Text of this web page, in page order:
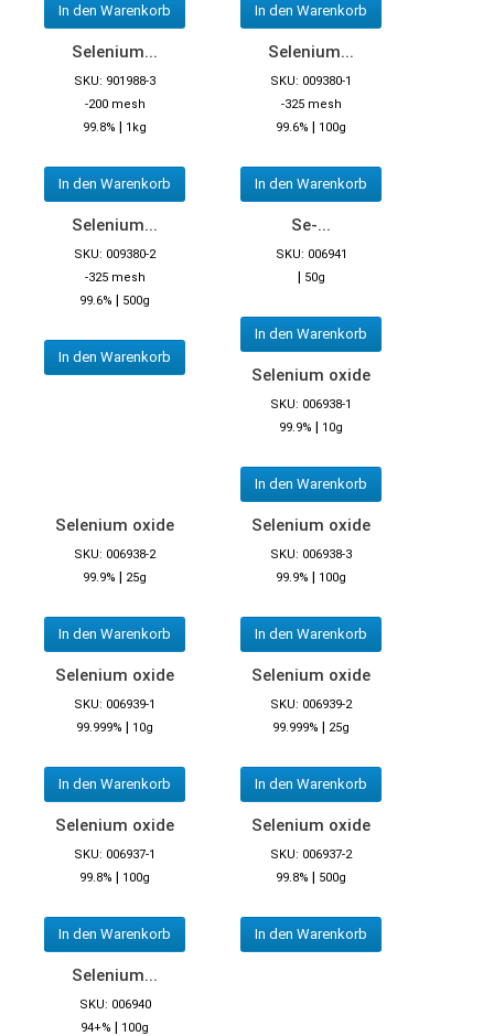
In den Warenkorb In den Warenkorb
Selenium...
SKU: 901988-3
-200 mesh
99.8% | 1kg
In den Warenkorb
Selenium...
SKU: 009380-1
-325 mesh
99.6% | 100g
In den Warenkorb
Selenium...
SKU: 009380-2
-325 mesh
99.6% | 500g
In den Warenkorb
Se-...
SKU: 006941
| 50g
In den Warenkorb
Selenium oxide
SKU: 006938-1
99.9% | 10g
In den Warenkorb
Selenium oxide
SKU: 006938-2
99.9% | 25g
In den Warenkorb
Selenium oxide
SKU: 006938-3
99.9% | 100g
In den Warenkorb
Selenium oxide
SKU: 006939-1
99.999% | 10g
In den Warenkorb
Selenium oxide
SKU: 006939-2
99.999% | 25g
In den Warenkorb
Selenium oxide
SKU: 006937-1
99.8% | 100g
In den Warenkorb
Selenium oxide
SKU: 006937-2
99.8% | 500g
In den Warenkorb
Selenium...
SKU: 006940
94+% | 100g